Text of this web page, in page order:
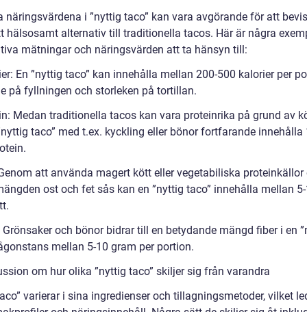
näringsvärdena i ”nyttig taco” kan vara avgörande för att
hälsosamt alternativ till traditionella tacos. Här är några
mätningar och näringsvärden att ta hänsyn till:
En ”nyttig taco” kan innehålla mellan 200-500 kalorier per
på fyllningen och storleken på tortillan.
Medan traditionella tacos kan vara proteinrika på grund av
taco” med t.ex. kyckling eller bönor fortfarande innehålla
att använda magert kött eller vegetabiliska proteinkällor
ost och fet sås kan en ”nyttig taco” innehålla mellan
Grönsaker och bönor bidrar till en betydande mängd fiber i en
mellan 5-10 gram per portion.
om hur olika ”nyttig taco” skiljer sig från varandra
varierar i sina ingredienser och tillagningsmetoder, vilket